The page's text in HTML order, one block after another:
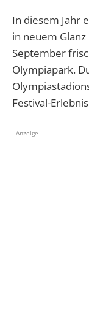
In diesem Jahr
in neuem
September
Olympiapark.
Festival-
- Anzeige -